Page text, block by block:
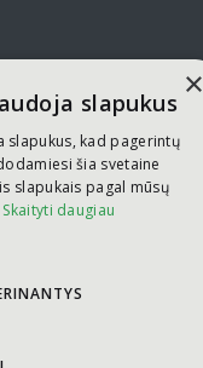
duomenų tvarkymą
po Lietuvą
×
slapukus
slapukus, kad pagerintų
šia svetaine
slapukais pagal mūsų
Skaityti daugiau